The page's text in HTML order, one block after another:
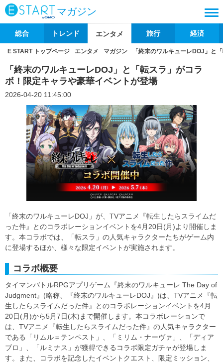
マガジン
総合 トレンド エンタメ 旅行 経済
E START トップページ エンタメ マガジン 「終末のワルキューレDOJ」と
「終末のワルキューレDOJ」と「転スラ」がコラ
ボ！限定キャラや豪華イベントが登場
2026-04-20 11:45:00
「終末のワルキューレDOJ」が、TVアニメ『転生したらスライムだ
った件』とのコラボレーションイベントを4月20日(月)より開催しま
す。本コラボでは、「転スラ」の人気キャラクターたちがゲーム内
に登場するほか、様々な限定イベントが実施されます。
コラボ概要
タイマンバトルRPGアプリゲーム『終末のワルキューレ The Day of
Judgment』(略称、『終末のワルキューレDOJ』)は、TVアニメ『転
生したらスライムだった件』とのコラボレーションイベントを4月
20日(月)から5月7日(木)まで開催します。本コラボレーションで
は、TVアニメ『転生したらスライムだった件』の人気キャラクター
である「リムル＝テンペスト」、「ミリム・ナーヴァ」、「ディア
ブロ」、「ルミナス」が獲得できるコラボ限定ガチャが登場しま
す。また、コラボを記念したイベントクエスト、限定ミッション、